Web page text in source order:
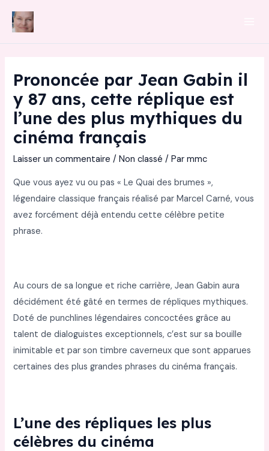
Prononcée par Jean Gabin il
y 87 ans, cette réplique est
l’une des plus mythiques du
cinéma français
Laisser un commentaire /Non classé / Parmmc
Que vous ayez vu ou pas « Le Quai des brumes »,
légendaire classique français réalisé par Marcel Carné, vous
avez forcément déjà entendu cette célèbre petite
phrase.
Au cours de sa longue et riche carrière, Jean Gabin aura
décidément été gâté en termes de répliques mythiques.
Doté de punchlines légendaires concoctées grâce au
talent de dialoguistes exceptionnels, c’est sur sa bouille
inimitable et par son timbre caverneux que sont apparues
certaines des plus grandes phrases du cinéma français.
L’une des répliques les plus
célèbres du cinéma